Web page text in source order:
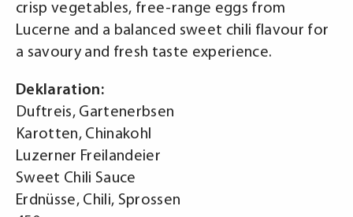
crisp vegetables, free-range eggs from
Lucerne and a balanced sweet chili flavour for
a savoury and fresh taste experience.
Deklaration:
Duftreis, Gartenerbsen
Karotten, Chinakohl
Luzerner Freilandeier
Sweet Chili Sauce
Erdnüsse, Chili, Sprossen